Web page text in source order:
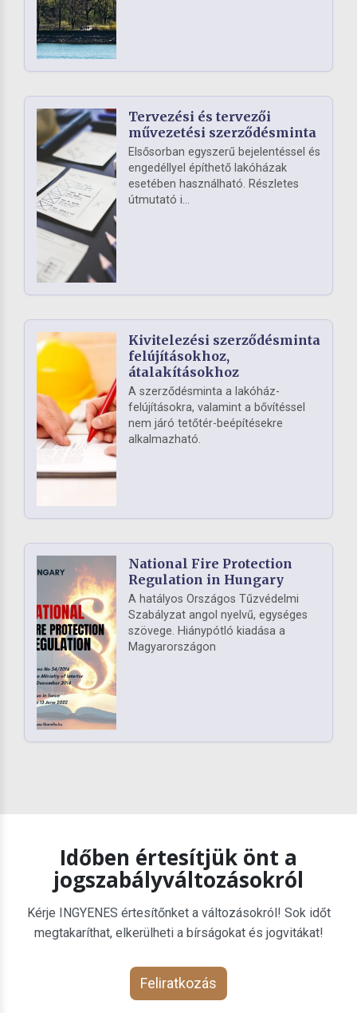
Tervezési és tervezői
művezetési szerződésminta
Elsősorban egyszerű bejelentéssel és
engedéllyel építhető lakóházak
esetében használható. Részletes
útmutató i...
Kivitelezési szerződésminta
felújításokhoz,
átalakításokhoz
A szerződésminta a lakóház-
felújításokra, valamint a bővítéssel
nem járó tetőtér-beépítésekre
alkalmazható.
National Fire Protection
Regulation in Hungary
A hatályos Országos Tűzvédelmi
Szabályzat angol nyelvű, egységes
szövege. Hiánypótló kiadása a
Magyarországon
Időben értesítjük önt a
jogszabályváltozásokról
Kérje INGYENES értesítőnket a változásokról! Sok időt
megtakaríthat, elkerülheti a bírságokat és jogvitákat!
Feliratkozás